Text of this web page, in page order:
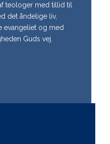
teologer med tillid til
det åndelige liv,
evangeliet og med
Guds vej.